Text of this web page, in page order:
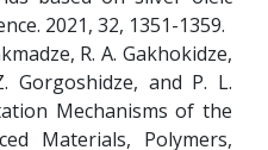
2021, 32, 1351-1359.
R. A. Gakhokidze,
Gorgoshidze, and P. L.
Mechanisms of the
Materials, Polymers,